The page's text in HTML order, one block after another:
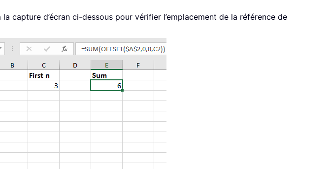
capture d’écran ci-dessous pour vérifier l’emplacement de la référence de